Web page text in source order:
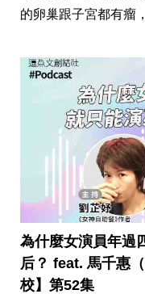
的卵巢跟子宮都有瘤
為什麼女演員年過
后？ feat. 馬千惠
校】第52集